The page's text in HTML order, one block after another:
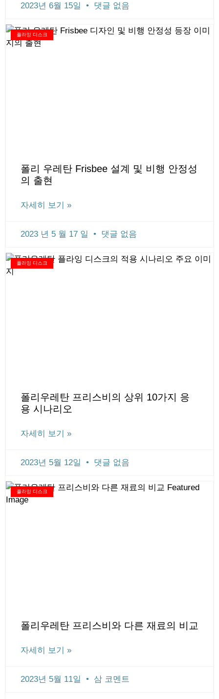
2023년 6월 15일 댓글 없음
플라잉 디스크
폴리 우레탄 Frisbee 설계 및 비행 안정성
의 출현
자세히 보기 »
2023 년 5 월 17 일 댓글 없음
플라잉 디스크
폴리우레탄 프리스비의 상위 10가지 응
용 시나리오
자세히 보기 »
2023년 5월 12일 댓글 없음
플라잉 디스크
폴리우레탄 프리스비와 다른 재료의 비교
자세히 보기 »
2023년 5월 11일 삼 코멘트